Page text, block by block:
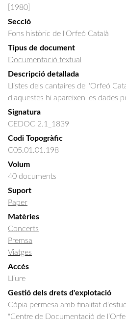
[1980]
Secció
Fons històric de l'Orfeó Català
Tipus de document
Documentació textual
Descripció detallada
Llistes dels cantaires de l'Orfeó
d'aquestes hi apareixen les dades
Signatura
CEDOC 2.1_1839
Codi Topogràfic
C05.01.01.198
Volum
40 documents
Suport
Paper
Matèries
Concerts
Premsa
Viatges
Accés
Lliure
Gestió dels drets d'explotació
Còpia permesa amb finalitat
"Centre de Documentació de